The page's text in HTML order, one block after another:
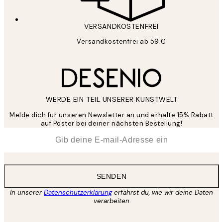
VERSANDKOSTENFREI
Versandkostenfrei ab 59 €
WERDE EIN TEIL UNSERER KUNSTWELT
Melde dich für unseren Newsletter an und erhalte 15% Rabatt
auf Poster bei deiner nächsten Bestellung!
SENDEN
In unsererDatenschutzerklärungerfährst du, wie wir deine Daten
verarbeiten